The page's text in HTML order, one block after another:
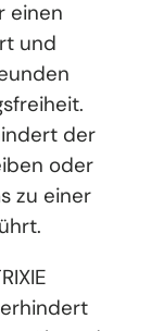
einen
und
der
oder
zu einer